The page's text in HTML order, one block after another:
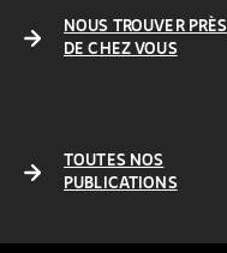
NOUS TROUVER PRÈS
DE CHEZ VOUS
TOUTES NOS
PUBLICATIONS